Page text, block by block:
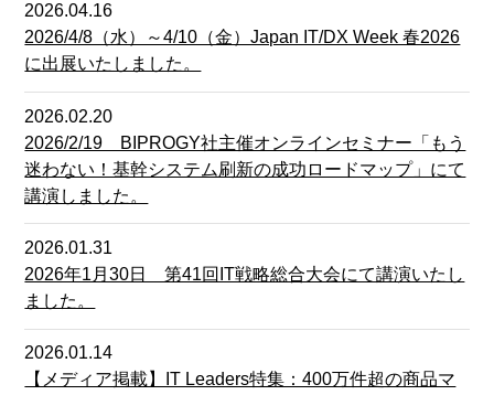
2026.04.16
2026/4/8（水）～4/10（金）Japan IT/DX Week 春2026
に出展いたしました。
2026.02.20
2026/2/19 BIPROGY社主催オンラインセミナー「もう
迷わない！基幹システム刷新の成功ロードマップ」にて
講演しました。
2026.01.31
2026年1月30日 第41回IT戦略総合大会にて講演いたし
ました。
2026.01.14
【メディア掲載】IT Leaders特集：400万件超の商品マ